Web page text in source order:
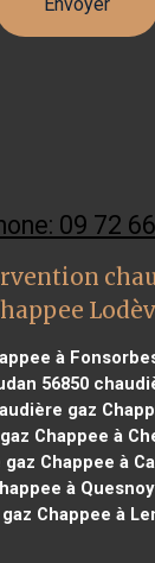
09 72
à
56850
gaz
Chappee à
Chappee à
à
Chappee à